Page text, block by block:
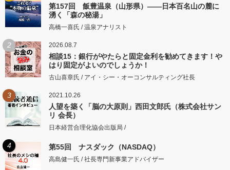
第157回 飯豊温泉（山形県）――日本百名山の麓に
湧く「森の秘湯」
高橋一喜氏 / 温泉アナリスト
2 2026.08.7
相談15：銀行がやたらと固定金利を勧めてきます！や
はり固定がよいのでしょうか！
古山喜章氏 / アイ・シー・オーコンサルティング社長
3 2021.10.26
人望を築く「脳の大原則」西田文郎氏（株式会社サン
リ 会長）
日本経営合理化協会出版局 /
4 第55回 ナスダック（NASDAQ）
高島健一氏 / 社長専門新事業アドバイザー